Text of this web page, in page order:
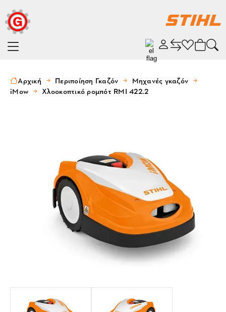
Αρχική Περιποίηση Γκαζόν
Μηχανές γκαζόν
iMow
Χλοοκοπτικό ρομπότ RMI 422.2